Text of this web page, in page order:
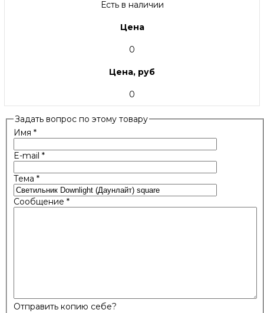
Есть в наличии
Цена
0
Цена, руб
0
Задать вопрос по этому товару
Имя *
E-mail *
Тема *
Сообщение *
Отправить копию себе?